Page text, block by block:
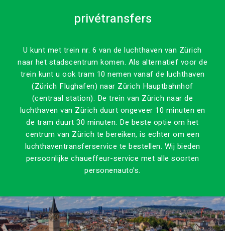
privétransfers
U kunt met trein nr. 6 van de luchthaven van Zürich
naar het stadscentrum komen. Als alternatief voor de
trein kunt u ook tram 10 nemen vanaf de luchthaven
(Zürich Flughafen) naar Zürich Hauptbahnhof
(centraal station). De trein van Zürich naar de
luchthaven van Zürich duurt ongeveer 10 minuten en
de tram duurt 30 minuten. De beste optie om het
centrum van Zürich te bereiken, is echter om een
luchthaventransferservice te bestellen. Wij bieden
persoonlijke chaueffeur-service met alle soorten
personenauto's.